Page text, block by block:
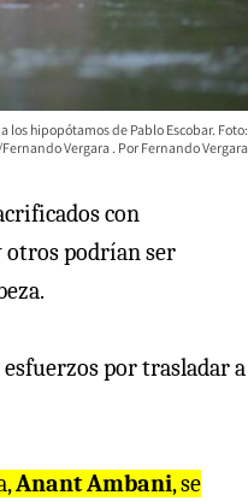
los hipopótamos de Pablo Escobar. Foto:
Vergara
Fernando Vergara
con
otros podrían ser
por trasladar a
Anant Ambani, se